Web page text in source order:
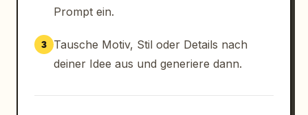
Prompt ein.
3
Tausche Motiv, Stil oder Details nach
deiner Idee aus und generiere dann.